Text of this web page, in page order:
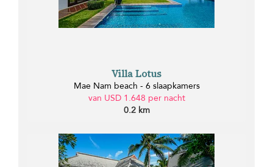
Villa Lotus
Mae Nam beach - 6 slaapkamers
van USD 1.648 per nacht
0.2 km